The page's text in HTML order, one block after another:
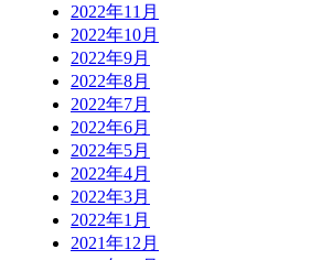
2022年11月
2022年10月
2022年9月
2022年8月
2022年7月
2022年6月
2022年5月
2022年4月
2022年3月
2022年1月
2021年12月